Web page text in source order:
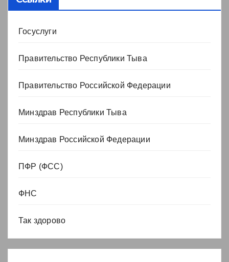
Госуслуги
Правительство Республики Тыва
Правительство Российской Федерации
Минздрав Республики Тыва
Минздрав Российской Федерации
ПФР (ФСС)
ФНС
Так здорово